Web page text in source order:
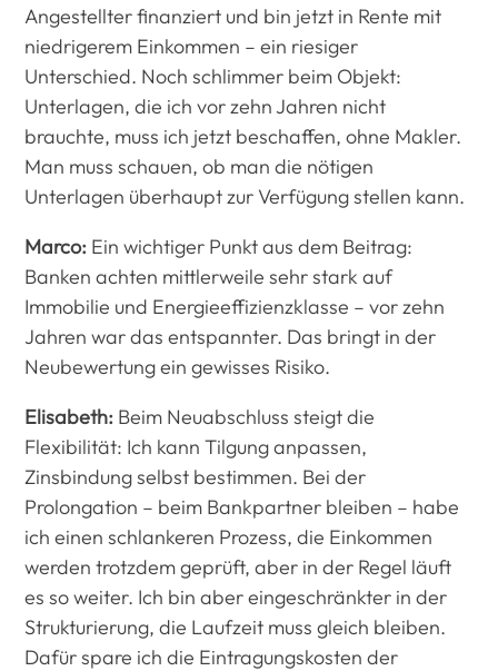
Angestellter finanziert und bin jetzt in Rente mit
niedrigerem Einkommen – ein riesiger
Unterschied. Noch schlimmer beim Objekt:
Unterlagen, die ich vor zehn Jahren nicht
brauchte, muss ich jetzt beschaffen, ohne Makler.
Man muss schauen, ob man die nötigen
Unterlagen überhaupt zur Verfügung stellen kann.
Marco: Ein wichtiger Punkt aus dem Beitrag:
Banken achten mittlerweile sehr stark auf
Immobilie und Energieeffizienzklasse – vor zehn
Jahren war das entspannter. Das bringt in der
Neubewertung ein gewisses Risiko.
Elisabeth: Beim Neuabschluss steigt die
Flexibilität: Ich kann Tilgung anpassen,
Zinsbindung selbst bestimmen. Bei der
Prolongation – beim Bankpartner bleiben – habe
ich einen schlankeren Prozess, die Einkommen
werden trotzdem geprüft, aber in der Regel läuft
es so weiter. Ich bin aber eingeschränkter in der
Strukturierung, die Laufzeit muss gleich bleiben.
Dafür spare ich die Eintragungskosten der